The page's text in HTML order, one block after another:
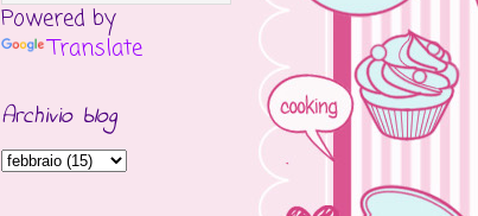
Powered by
Translate
Archivio blog